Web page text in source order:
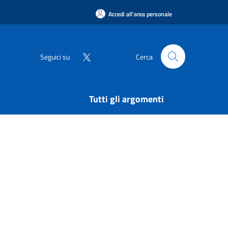
Accedi all'area personale
Seguici su Cerca
Tutti gli argomenti